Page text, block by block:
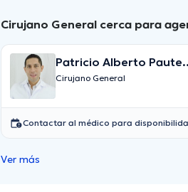
Cirujano General cerca para
Patricio Alberto Paute
Vallejo
Cirujano General
Contactar al médico para
Ver más